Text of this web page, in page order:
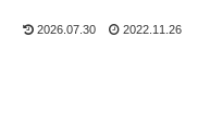
2026.07.30 2022.11.26